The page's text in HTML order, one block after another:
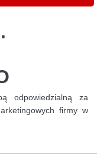
odpowiedzialną za
firmy w